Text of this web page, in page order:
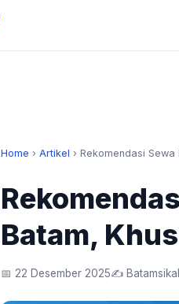
Home › Artikel › Rekomendasi
Batam,
📅 22 Desember 2025✍️